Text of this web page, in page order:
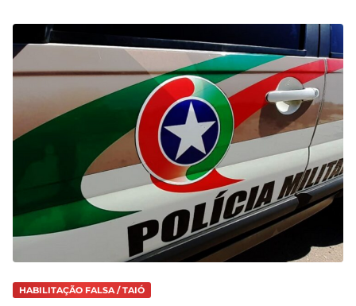
HABILITAÇÃO FALSA / TAIÓ